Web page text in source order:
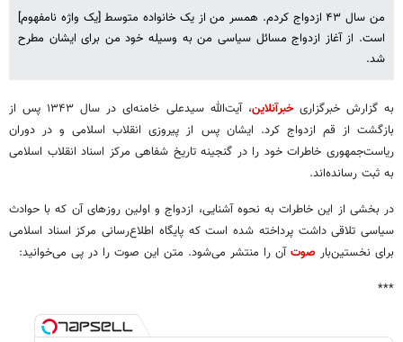
من سال ۴۳ ازدواج کردم. همسر من از یک خانواده متوسط [یک واژه نامفهوم]
است. از آغاز ازدواج مسائل سیاسی من به وسیله خود من برای ایشان مطرح
شد.
به گزارش خبرگزاریخبرآنلاین،
آیت‌الله سیدعلی خامنه‌ای در سال ۱۳۴۳ پس از
بازگشت از قم ازدواج کرد. ایشان پس از پیروزی انقلاب اسلامی و در دوران
ریاست‌جمهوری خاطرات خود را در گنجینه تاریخ شفاهی مرکز اسناد انقلاب اسلامی
به ثبت رسانده‌اند.
در بخشی از این خاطرات به نحوه آشنایی، ازدواج و اولین روزهای آن که با حوادث
سیاسی تلاقی داشت پرداخته شده است که پایگاه اطلاع‌رسانی مرکز اسناد اسلامی
برای نخستین‌بار صوت آن را منتشر می‌شود. متن این صوت را در پی می‌خوانید:
***